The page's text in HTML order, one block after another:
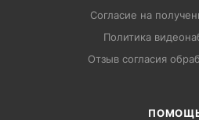
Согласие на
Политика
Отзыв согласия